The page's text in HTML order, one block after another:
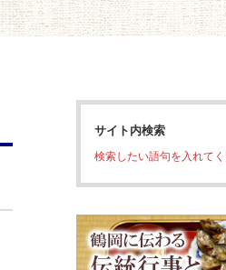
サイト内検索
検索したい語句を入れて